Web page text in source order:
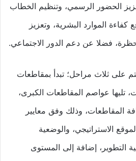
الحضور الرسمي، وتنظيم الخطاب
كفاءة الموارد البشرية، وتعزيز
فضلا عن دعم الدور الاجتماعي.
على ثلاث مراحل؛ تبدأ بمقاطعات
تليها عواصم المقاطعات الكبرى،
المقاطعات، وذلك وفق معايير
الاستراتيجي، والوضعية
التطوير، إضافة إلى المستوى